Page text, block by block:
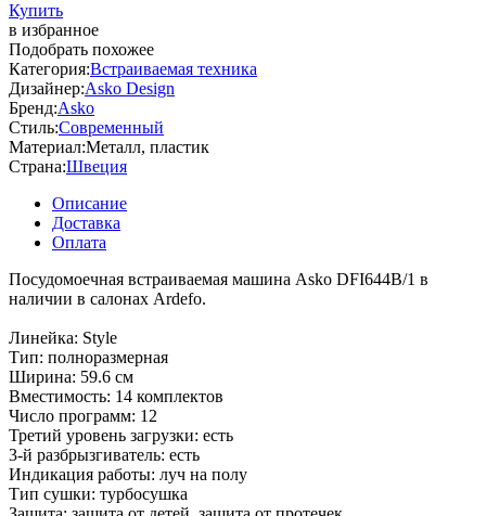
Купить
в избранное
Подобрать похожее
Категория:Встраиваемая техника
Дизайнер:Asko Design
Бренд:Asko
Стиль:Современный
Материал:Металл, пластик
Страна:Швеция
Описание
Доставка
Оплата
Посудомоечная встраиваемая машина Asko DFI644B/1 в
наличии в салонах Ardefo.
Линейка: Style
Тип: полноразмерная
Ширина: 59.6 см
Вместимость: 14 комплектов
Число программ: 12
Третий уровень загрузки: есть
3-й разбрызгиватель: есть
Индикация работы: луч на полу
Тип сушки: турбосушка